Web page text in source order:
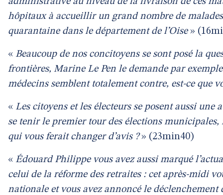
hôpitaux à accueillir un grand nombre de
quarantaine dans le département de l’Oise»
« Beaucoup de nos concitoyens se sont posé la
frontières, Marine Le Pen le demande par
médecins semblent totalement contre, est-ce que
« Les citoyens et les électeurs se posent aussi
se tenir le premier tour des élections municipales,
qui vous ferait changer d’avis ?» (23min40)
« Édouard Philippe vous avez aussi marqué
celui de la réforme des retraites : cet après-midi
nationale et vous avez annoncé le déclenchement